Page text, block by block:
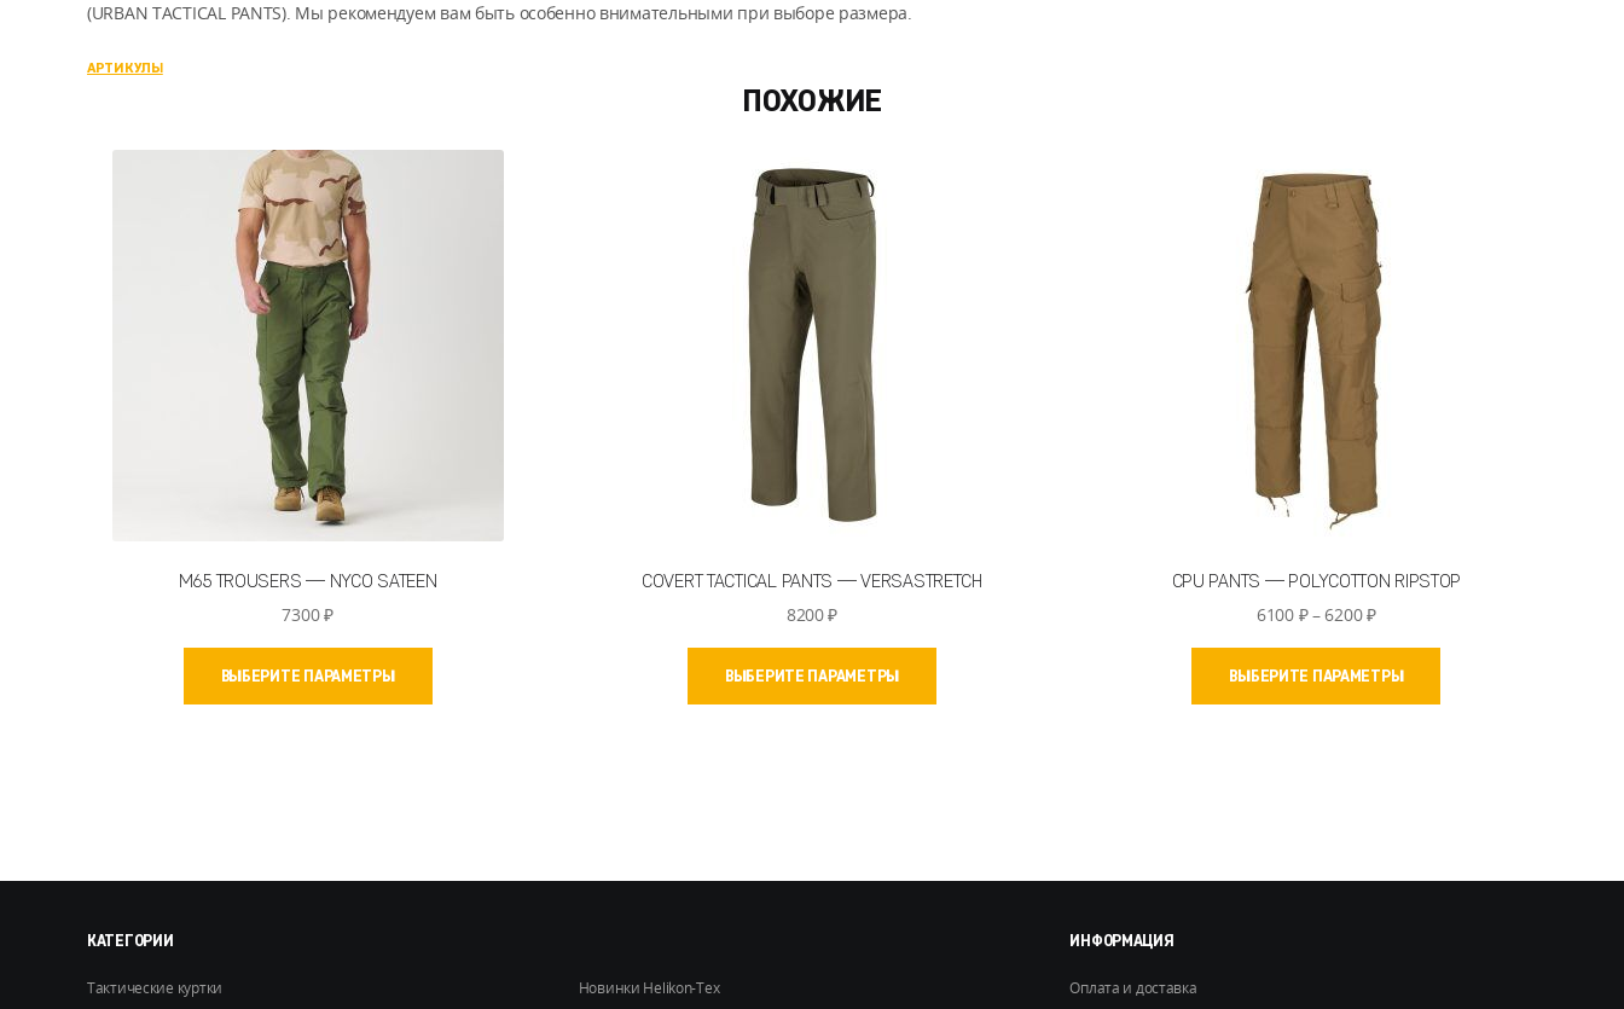
(URBAN TACTICAL PANTS). Мы рекомендуем вам быть особенно внимательными при выборе размера.
АРТИКУЛЫ
ПОХОЖИЕ
M65 TROUSERS — NYCO SATEEN
7300₽
ВЫБЕРИТЕ ПАРАМЕТРЫ
COVERT TACTICAL PANTS — VERSASTRETCH
8200₽
ВЫБЕРИТЕ ПАРАМЕТРЫ
CPU PANTS — POLYCOTTON RIPSTOP
6100 ₽–6200₽Диапазон
6100 ₽
ВЫБЕРИТЕ ПАРАМЕТРЫ
КАТЕГОРИИ
Тактические куртки Новинки Helikon-Tex
ИНФОРМАЦИЯ
Оплата и доставка